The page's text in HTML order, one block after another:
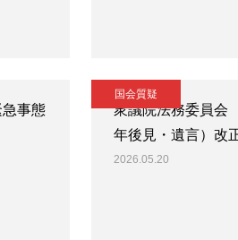
事態
国会質疑
衆議院法務委員
年後見・遺言）改
2026.05.20